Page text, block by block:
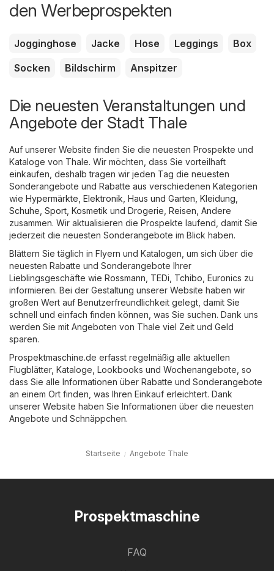
den Werbeprospekten
Jogginghose Jacke Hose Leggings
Box
Socken
Bildschirm Anspitzer
Die neuesten Veranstaltungen und
Angebote der Stadt Thale
Auf unserer Website finden Sie die neuesten Prospekte und
Kataloge von Thale. Wir möchten, dass Sie vorteilhaft
einkaufen, deshalb tragen wir jeden Tag die neuesten
Sonderangebote und Rabatte aus verschiedenen Kategorien
wie Hypermärkte Elektronik Haus und Garten Kleidung,
Schuhe, Sport Kosmetik und Drogerie Reisen Andere
zusammen. Wir aktualisieren die Prospekte laufend, damit Sie
jederzeit die neuesten Sonderangebote im Blick haben.
Blättern Sie täglich in Flyern und Katalogen, um sich über die
neuesten Rabatte und Sonderangebote Ihrer
Lieblingsgeschäfte wie Rossmann TEDi Tchibo Euronics zu
informieren. Bei der Gestaltung unserer Website haben wir
großen Wert auf Benutzerfreundlichkeit gelegt, damit Sie
schnell und einfach finden können, was Sie suchen. Dank uns
werden Sie mit Angeboten von Thale viel Zeit und Geld
sparen.
Prospektmaschine.de erfasst regelmäßig alle aktuellen
Flugblätter, Kataloge, Lookbooks und Wochenangebote, so
dass Sie alle Informationen über Rabatte und Sonderangebote
an einem Ort finden, was Ihren Einkauf erleichtert. Dank
unserer Website haben Sie Informationen über die neuesten
Angebote und Schnäppchen.
Startseite Angebote Thale
Prospektmaschine
FAQ